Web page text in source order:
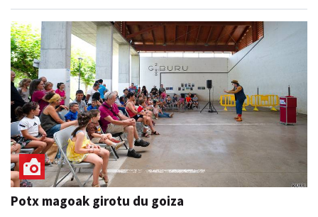
Potx magoak girotu du goiza